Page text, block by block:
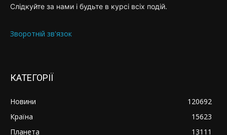
Слідкуйте за нами і будьте в курсі всіх подій.
Зворотній зв'язок
КАТЕГОРІЇ
Новини
120692
Країна
15623
Планета
13111